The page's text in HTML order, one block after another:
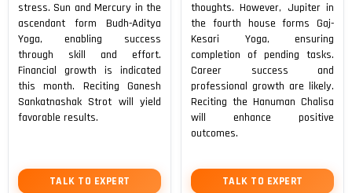
stress. Sun and Mercury in the
ascendant form Budh-Aditya
Yoga, enabling success
through skill and effort.
Financial growth is indicated
this month. Reciting Ganesh
Sankatnashak Strot will yield
favorable results.
TALK TO EXPERT
thoughts. However, Jupiter in
the fourth house forms Gaj-
Kesari Yoga, ensuring
completion of pending tasks.
Career success and
professional growth are likely.
Reciting the Hanuman Chalisa
will enhance positive
outcomes.
TALK TO EXPERT